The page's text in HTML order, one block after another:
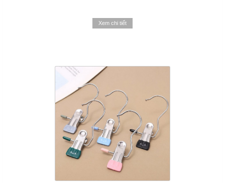
Xem chi tiết